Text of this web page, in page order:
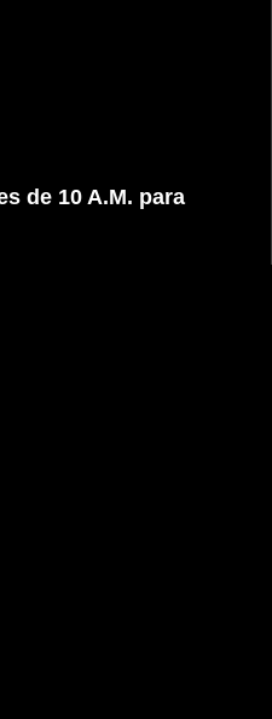
de 10 A.M. para